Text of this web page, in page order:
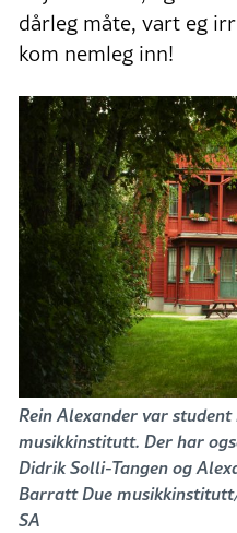
dårleg måte, vart eg
kom nemleg inn!
Rein Alexander var
musikkinstitutt. Der har
Didrik Solli-Tangen og
Barratt Due
SA